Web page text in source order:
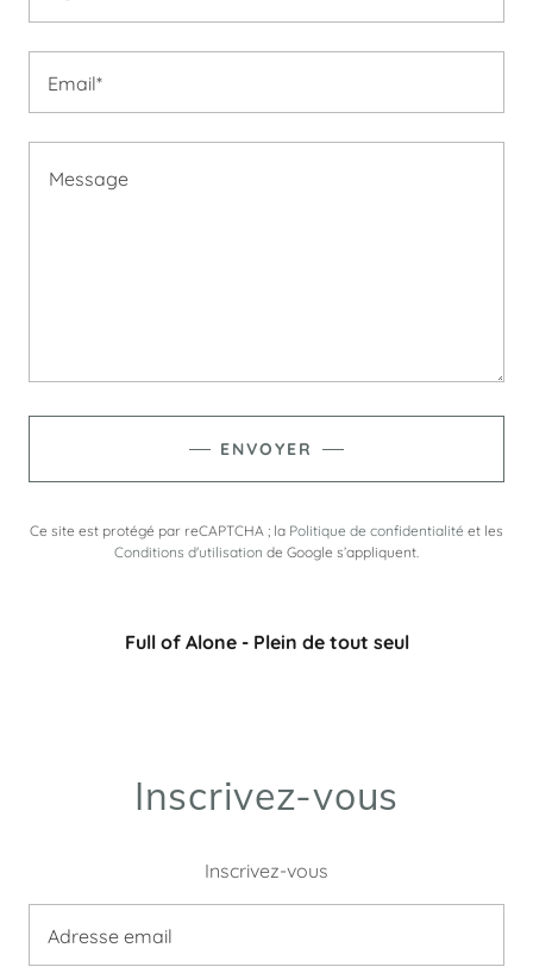
Email*
ENVOYER
Ce site est protégé par reCAPTCHA ; la Politique de confidentialité et les
Conditions d'utilisation de Google s’appliquent.
Full of Alone - Plein de tout seul
Inscrivez-vous
Inscrivez-vous
Adresse email